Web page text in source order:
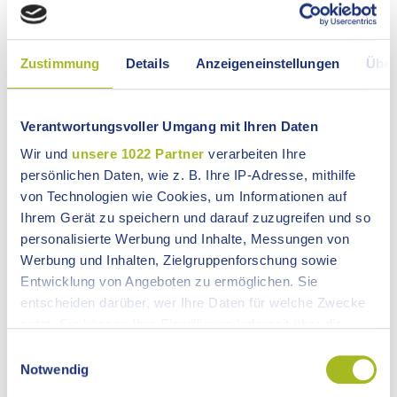
Zustimmung Details Anzeigeneinstellungen
Verantwortungsvoller Umgang mit Ihren Daten
Wir und unsere 1022 Partner verarbeiten Ihre
persönlichen Daten, wie z. B. Ihre IP-Adresse, mithilfe
von Technologien wie Cookies, um Informationen auf
Ihrem Gerät zu speichern und darauf zuzugreifen und so
personalisierte Werbung und Inhalte, Messungen von
Werbung und Inhalten, Zielgruppenforschung sowie
Entwicklung von Angeboten zu ermöglichen. Sie
entscheiden darüber, wer Ihre Daten für welche Zwecke
Trigger Symbol ändern oder widerrufen
Notwendig
rauchfreie Schulklassen - Suchtbeauftragter des
Ostalbkreises und AOK zeichnen Gewinner des
Wie in den vergangenen Schuljahren hatte sich der
Ostalbkreis auch im Schuljahr 2025/ 2026 wieder am
teilnehmenden Schulklassen in Baden-Württemberg
haben 65 ...
Nr. 313 vom 22.07.2026
Mittelverteilung Ausgleichstock 2026:
Rekordförderung von 14,8 Mio. Euro für die
Kurz vor der Sommerpause überbringt Landrat Dr. Bläse
sehr gute Nachrichten aus Stuttgart. Bei der Sitzung des